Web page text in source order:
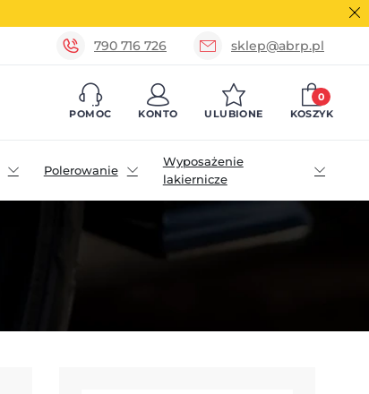
790 716 726 sklep@abrp.pl
POMOC KONTO ULUBIONE KOSZYK
0
Polerowanie
Wyposażenie
lakiernicze